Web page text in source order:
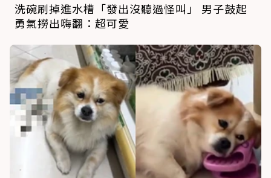
洗碗刷掉進水槽「發出沒聽過怪叫」 男子鼓起
勇氣撈出嗨翻：超可愛